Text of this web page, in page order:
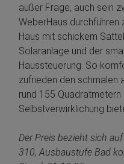
außer Frage, auch sein
WeberHaus durchführen
Haus mit schickem
Solaranlage und der
Haussteuerung. So
zufrieden den schmalen
rund 155
Selbstverwirklichung
Der Preis bezieht sich
310, Ausbaustufe Bad